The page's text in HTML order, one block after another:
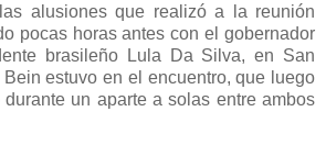
alusiones que realizó a la reunión
pocas horas antes con el gobernador
brasileño Lula Da Silva, en San
estuvo en el encuentro, que luego
un aparte a solas entre ambos